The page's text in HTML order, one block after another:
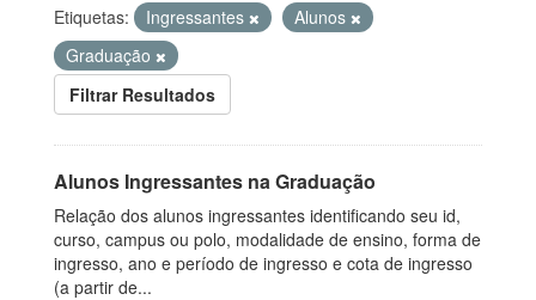
Etiquetas:
Ingressantes
Alunos
Graduação
Filtrar Resultados
Alunos Ingressantes na Graduação
Relação dos alunos ingressantes identificando seu id,
curso, campus ou polo, modalidade de ensino, forma de
ingresso, ano e período de ingresso e cota de ingresso
(a partir de...